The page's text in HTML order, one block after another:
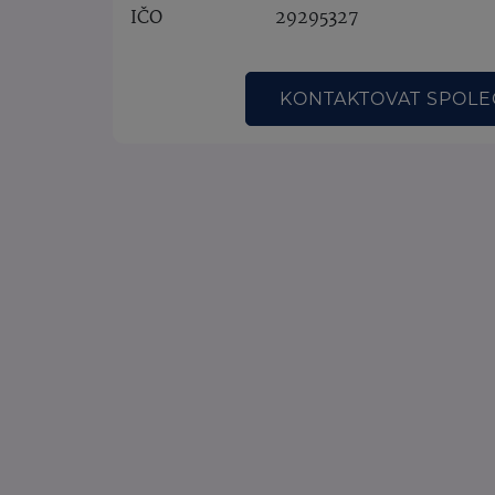
IČO
29295327
KONTAKTOVAT